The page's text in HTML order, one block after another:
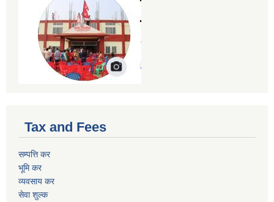
Tax and Fees
सम्पत्ति कर
भूमि कर
व्यवसाय कर
सेवा शुल्क